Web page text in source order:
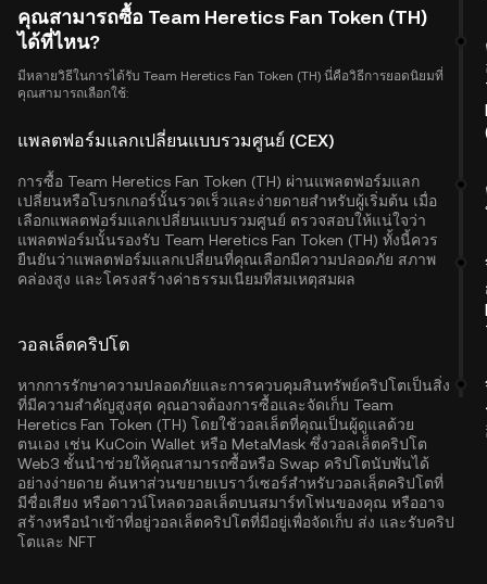
คุณสามารถซื้อ Team Heretics Fan Token (TH)
ได้ที่ไหน?
มีหลายวิธีในการได้รับ Team Heretics Fan Token (TH) นี่คือวิธีการยอดนิยมที่
คุณสามารถเลือกใช้:
แพลตฟอร์มแลกเปลี่ยนแบบรวมศูนย์ (CEX)
การซื้อ Team Heretics Fan Token (TH) ผ่านแพลตฟอร์มแลก
เปลี่ยนหรือโบรกเกอร์นั้นรวดเร็วและง่ายดายสำหรับผู้เริ่มต้น เมื่อ
เลือกแพลตฟอร์มแลกเปลี่ยนแบบรวมศูนย์ ตรวจสอบให้แน่ใจว่า
แพลตฟอร์มนั้นรองรับ Team Heretics Fan Token (TH) ทั้งนี้ควร
ยืนยันว่าแพลตฟอร์มแลกเปลี่ยนที่คุณเลือกมีความปลอดภัย สภาพ
คล่องสูง และโครงสร้างค่าธรรมเนียมที่สมเหตุสมผล
วอลเล็ตคริปโต
หากการรักษาความปลอดภัยและการควบคุมสินทรัพย์คริปโตเป็นสิ่ง
ที่มีความสำคัญสูงสุด คุณอาจต้องการซื้อและจัดเก็บ Team
Heretics Fan Token (TH) โดยใช้วอลเล็ตที่คุณเป็นผู้ดูแลด้วย
ตนเอง เช่น KuCoin Wallet หรือ MetaMask ซึ่งวอลเล็ตคริปโต
Web3 ชั้นนำช่วยให้คุณสามารถซื้อหรือ Swap คริปโตนับพันได้
อย่างง่ายดาย ค้นหาส่วนขยายเบราว์เซอร์สำหรับวอลเลฺ็ตคริปโตที่
มีชื่อเสียง หรือดาวน์โหลดวอลเล็ตบนสมาร์ทโฟนของคุณ หรืออาจ
สร้างหรือนำเข้าที่อยู่วอลเล็ตคริปโตที่มีอยู่เพื่อจัดเก็บ ส่ง และรับคริป
โตและ NFT